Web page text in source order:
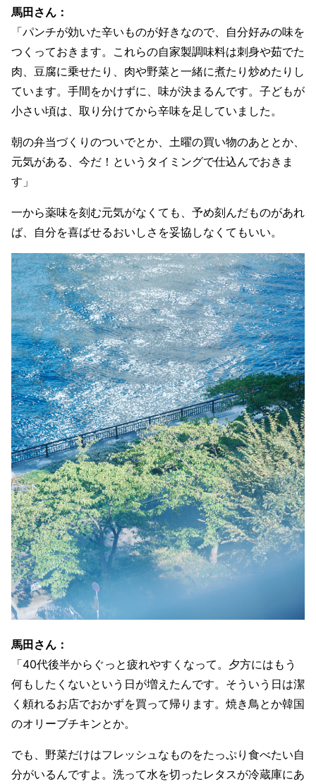
馬田さん：
「パンチが効いた辛いものが好きなので、自分好みの味を
つくっておきます。これらの自家製調味料は刺身や茹でた
肉、豆腐に乗せたり、肉や野菜と一緒に煮たり炒めたりし
ています。手間をかけずに、味が決まるんです。子どもが
小さい頃は、取り分けてから辛味を足していました。
朝の弁当づくりのついでとか、土曜の買い物のあととか、
元気がある、今だ！というタイミングで仕込んでおきま
す」
一から薬味を刻む元気がなくても、予め刻んだものがあれ
ば、自分を喜ばせるおいしさを妥協しなくてもいい。
馬田さん：
「40代後半からぐっと疲れやすくなって。夕方にはもう
何もしたくないという日が増えたんです。そういう日は潔
く頼れるお店でおかずを買って帰ります。焼き鳥とか韓国
のオリーブチキンとか。
でも、野菜だけはフレッシュなものをたっぷり食べたい自
分がいるんですよ。洗って水を切ったレタスが冷蔵庫にあ